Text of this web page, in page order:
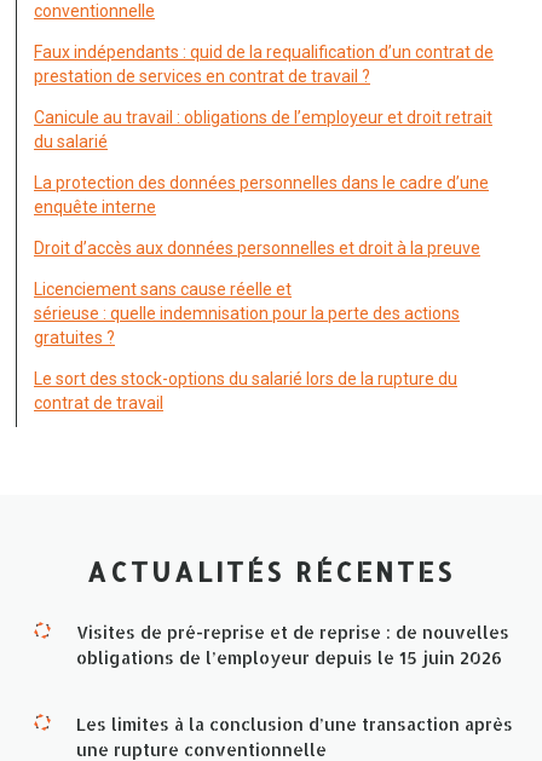
conventionnelle
Faux indépendants : quid de la requalification d’un contrat de
prestation de services en contrat de travail ?
Canicule au travail : obligations de l’employeur et droit retrait
du salarié
La protection des données personnelles dans le cadre d’une
enquête interne
Droit d’accès aux données personnelles et droit à la preuve
Licenciement sans cause réelle et
sérieuse : quelle indemnisation pour la perte des actions
gratuites ?
Le sort des stock-options du salarié lors de la rupture du
contrat de travail
ACTUALITÉS RÉCENTES
Visites de pré-reprise et de reprise : de nouvelles
obligations de l’employeur depuis le 15 juin 2026
Les limites à la conclusion d’une transaction après
une rupture conventionnelle